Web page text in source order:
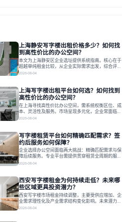
上海静安写字楼出租价格多少？如何找
到高性价比的办公空间？
本文为上海静安区企业选址提供系统指南。核心在于
超越单纯租金比较，从企业实际需求出发，综合评估
交通、硬件、空间弹性、配套服务及产业生态等多维
升性价比，并通过不同规模企业的实际案例加以说
明。之后指出，专业运营服务商提供的稳定环境、社
群活动与产业集聚等增值服务，是很大化空间价值、
助力企业成长的关键。对于许多在
2026-08-04
上海写字楼出租平台如何选？如何找到
高性价比的办公空间？
在上海寻找高性价比办公空间，需系统权衡区位、成
本、灵活性及服务。市场呈现多元化，企业常面临租
赁流程复杂、隐性成本高等挑战。选择平台时，应评
区、灵活产品和丰富配套，满足不同企业需求。企业
应明确自身需求，实地考察，选择能支持长期发展、
提升竞争力的办公空间。在上海寻找合适的办公空
间，对于企业行政负责人、中小企业主
2026-08-04
写字楼租赁平台如何精确匹配需求？签
约后服务如何保障？
企业选择办公空间面临两大挑战：精确匹配需求与保
障后续服务。专业平台需提供贯穿租赁全周期的服
务，将企业从非核心事务中解放。精确匹配需结合企
的全周期保障体系。德必集团通过标准化服务与个性
化运营结合，以全国布局和产业生态圈为企业提供稳
定支持，体现了从信息撮合到深度服务的能力转变。
在为企业寻找办公空间的过程中，
2026-08-04
西安写字楼租金为何持续走低？未来哪
些区域更具投资潜力？
西安写字楼市场租金持续调整，主要受供应增加、企
业需求理性化及产业需求结构变化影响。未来潜力区
域集中在产业集聚、交利及城市更新地带，如高新区
2026-08-04